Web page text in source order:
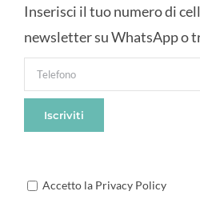
Inserisci il tuo numero di
newsletter su WhatsApp o
Accetto la Privacy Policy